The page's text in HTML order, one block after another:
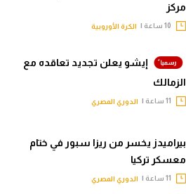
مركز
الكرة الأوروبية
إيشو يعلن تجديد تعاقده مع
الزمالك
الدوري المصري
بيراميدز يخسر من ريزا سبور في ختام
معسكر تركيا
الدوري المصري